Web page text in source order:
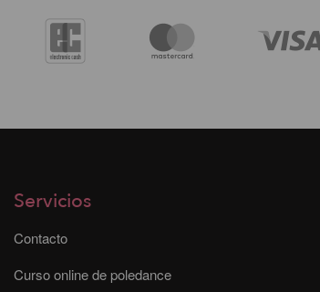
Servicios
Contacto
Curso online de poledance